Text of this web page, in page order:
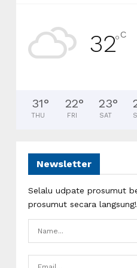
32°C
31°
THU
22°
FRI
23°
SAT
Newsletter
Selalu udpate prosumut
prosumut secara langsung!